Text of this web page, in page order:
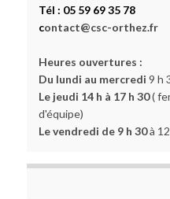
Tél : 05 59 69 35 78
contact@csc-orthez.fr
Heures ouvertures :
Du lundi au mercredi 9 h
Le jeudi 14 h à 17 h 30(
d'équipe)
Le vendredi de 9 h 30à